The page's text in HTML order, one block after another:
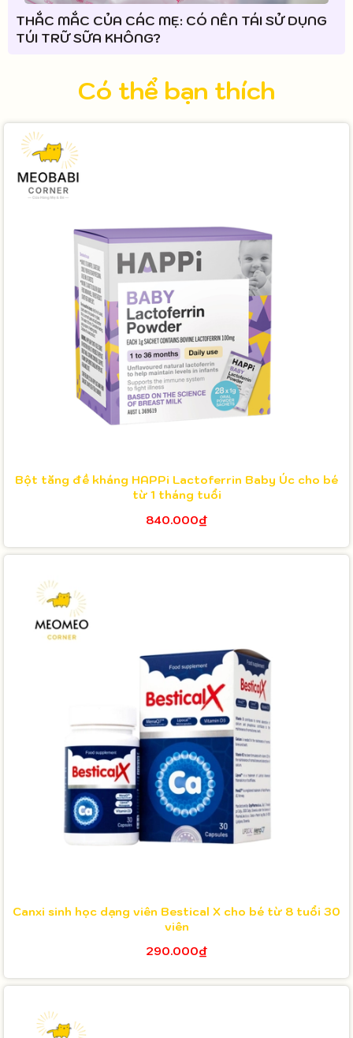
THẮC MẮC CỦA CÁC MẸ: CÓ NÊN TÁI SỬ DỤNG
TÚI TRỮ SỮA KHÔNG?
Có thể bạn thích
Bột tăng đề kháng HAPPi Lactoferrin Baby Úc cho bé
từ 1 tháng tuổi
840.000₫
Canxi sinh học dạng viên Bestical X cho bé từ 8 tuổi 30
viên
290.000₫